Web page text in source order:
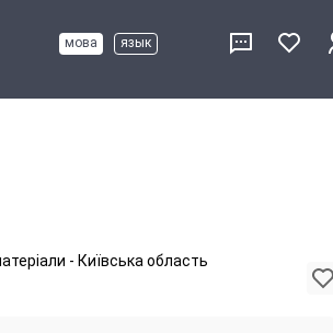
мова язык
- Київська область